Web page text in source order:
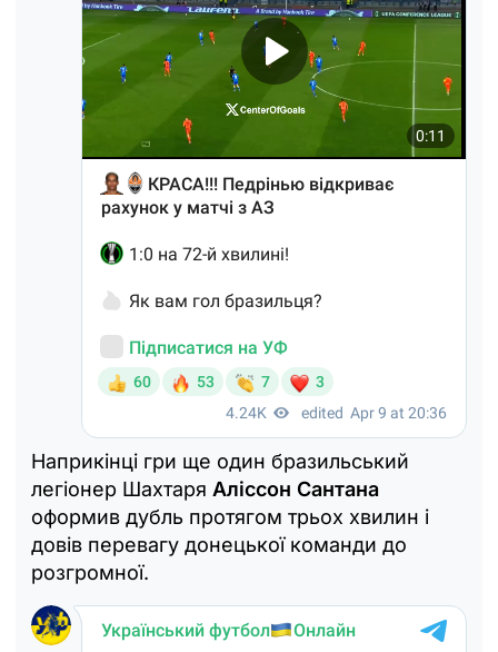
Наприкінці гри ще один бразильський
легіонер Шахтаря Аліссон Сантана
оформив дубль протягом трьох хвилин і
довів перевагу донецької команди до
розгромної.